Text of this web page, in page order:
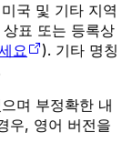
국 및 기타 지역
표 또는 등록상
요
). 기타 명칭
며 부정확한 내
우, 영어 버전을